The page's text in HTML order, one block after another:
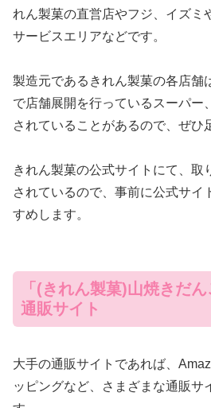
れん製菓の直営店やフジ、イズミ
サービスエリアなどです。
製造元であるきれん製菓の各店舗
で店舗展開を行っているスーパー
されていることがあるので、ぜひ
きれん製菓の公式サイトにて、取
されているので、事前に公式サイ
すめします。
「(きれん製菓)山焼きだ
通販サイト
大手の通販サイトであれば、
ッピングなど、さまざまな通販サ